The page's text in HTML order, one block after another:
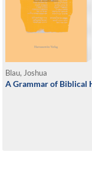
Blau, Joshua
A Grammar of Biblical